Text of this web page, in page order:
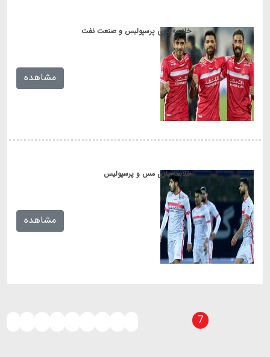
خلاصه بازی پرسپولیس و صنعت نفت
[...]
مشاهده
خلاصه بازی مس و پرسپولیس
[...]
مشاهده
7